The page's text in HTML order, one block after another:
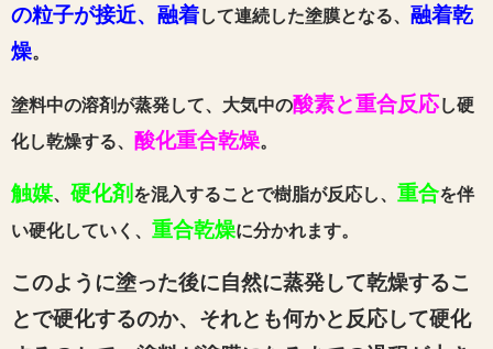
の粒子が接近、融着して連続した塗膜となる、 融着乾
燥。
塗料中の溶剤が蒸発して、大気中の酸素と重合反応し硬
化し乾燥する、 酸化重合乾燥。
触媒、 硬化剤 を混入することで樹脂が反応し、 重合を伴
い硬化していく、 重合乾燥に分かれます。
このように塗った後に自然に蒸発して乾燥するこ
とで硬化するのか、それとも何かと反応して硬化